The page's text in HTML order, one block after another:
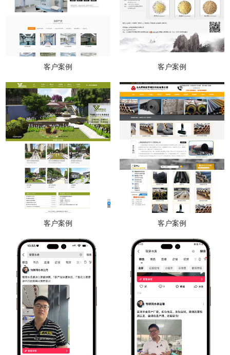
客户案例 客户案例
客户案例 客户案例